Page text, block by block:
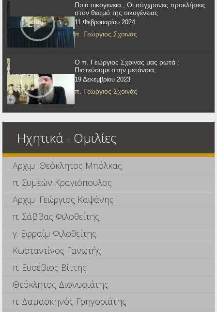
Ποιά οικογενεια ; Οι σύγχρονες προκλήσεις
στον θεσμό της οικογένειας
11 Φεβρουαρίου 2024
π. Γεώργιος Σχοινάς
Ο π. Γεώργιος Σχοινας μας ρωτά :
Πιστεύουμε στην μετάνοια;
19 Δεκεμβρίου 2023
π. Γεώργιος Σχοινάς
Ηχητικά - Ομιλίες
Αρχιμ. Θεόκλητος Μπόλκας
π. Συμεών Κραγιόπουλος
Αρχιμ. Γεώργιος Καψάνης
π. Σάββας Φιλοθεΐτης
γ. Εφραίμ Φιλοθεΐτης
Κωσταντίνος Γανωτής
π. Ευσέβιος Βίττης
Θεόκλητος Διονυσιάτης
π. Δαμασκηνός Γρηγοριάτης